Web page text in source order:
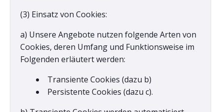
(3) Einsatz von Cookies:
a) Unsere Angebote nutzen folgende Arten von
Cookies, deren Umfang und Funktionsweise im
Folgenden erläutert werden:
Transiente Cookies (dazu b)
Persistente Cookies (dazu c).